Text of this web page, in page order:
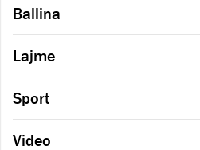
Ballina
Lajme
Sport
Video